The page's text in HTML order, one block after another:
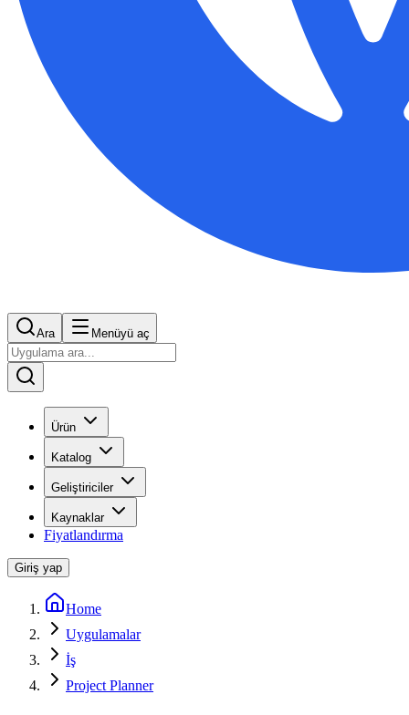
Ara Menüyü aç
Ürün
Katalog
Geliştiriciler
Kaynaklar
Fiyatlandırma
Giriş yap
Home
Uygulamalar
İş
Project Planner